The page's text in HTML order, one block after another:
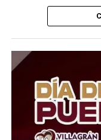
vivienda digna, así
agua potable en la
solicitaron avanzar
caminos en
El Tejabán, El
que estas obras
calidad de vida de
Durante la
que su objetivo es